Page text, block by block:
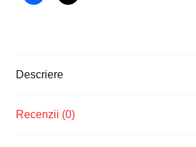
Descriere
Recenzii (0)